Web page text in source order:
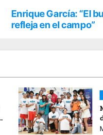
Enrique García: “El
refleja en el campo”